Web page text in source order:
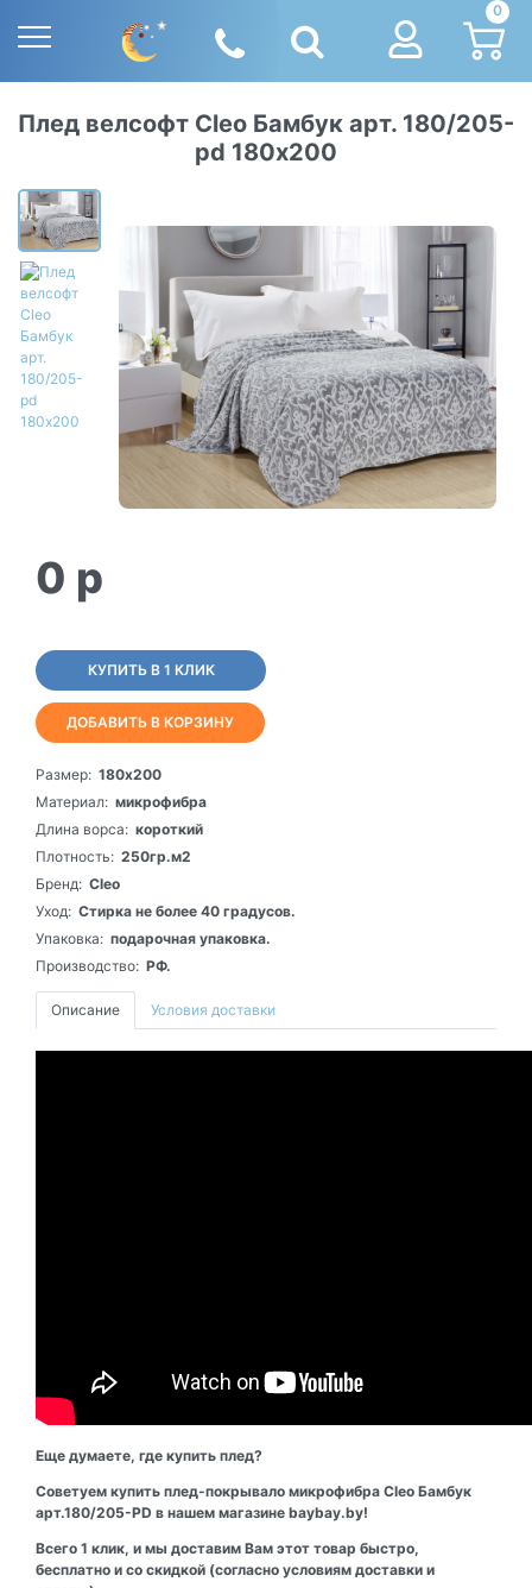
0
Плед велсофт Cleo Бамбук арт. 180/205-
pd 180х200
0 p
КУПИТЬ В 1 КЛИК
ДОБАВИТЬ В КОРЗИНУ
Размер: 180х200
Материал: микрофибра
Длина ворса: короткий
Плотность: 250гр.м2
Бренд: Cleo
Уход: Стирка не более 40 градусов.
Упаковка: подарочная упаковка.
Производство: РФ.
Описание Условия доставки
Еще думаете, где купить плед?
Советуем купить плед-покрывало микрофибра Cleo Бамбук
арт.180/205-PD в нашем магазине baybay.by!
Всего 1 клик, и мы доставим Вам этот товар быстро,
бесплатно и со скидкой (согласно условиям доставки и